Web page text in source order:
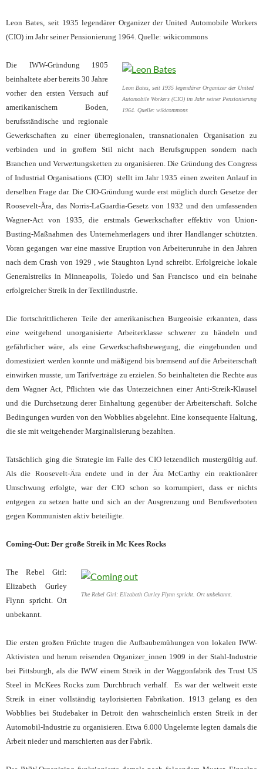
Leon Bates, seit 1935 legendärer Organizer der United Automobile Workers
(CIO) im Jahr seiner Pensionierung 1964. Quelle: wikicommons
Leon Bates, seit 1935 legendärer Organizer der United
Automobile Workers (CIO) im Jahr seiner Pensionierung
1964. Quelle: wikicommons
Die IWW-Gründung 1905
beinhaltete aber bereits 30 Jahre
vorher den ersten Versuch auf
amerikanischem Boden,
berufsständische und regionale
Gewerkschaften zu einer überregionalen, transnationalen Organisation zu
verbinden und in großem Stil nicht nach Berufsgruppen sondern nach
Branchen und Verwertungsketten zu organisieren. Die Gründung des Congress
of Industrial Organisations (CIO) stellt im Jahr 1935 einen zweiten Anlauf in
derselben Frage dar. Die CIO-Gründung wurde erst möglich durch Gesetze der
Roosevelt-Ära, das Norris-LaGuardia-Gesetz von 1932 und den umfassenden
Wagner-Act von 1935, die erstmals Gewerkschafter effektiv von Union-
Busting-Maßnahmen des Unternehmerlagers und ihrer Handlanger schützten.
Voran gegangen war eine massive Eruption von Arbeiterunruhe in den Jahren
nach dem Crash von 1929 , wie Staughton Lynd schreibt. Erfolgreiche lokale
Generalstreiks in Minneapolis, Toledo und San Francisco und ein beinahe
erfolgreicher Streik in der Textilindustrie.
Die fortschrittlicheren Teile der amerikanischen Burgeoisie erkannten, dass
eine weitgehend unorganisierte Arbeiterklasse schwerer zu händeln und
gefährlicher wäre, als eine Gewerkschaftsbewegung, die eingebunden und
domestiziert werden konnte und mäßigend bis bremsend auf die Arbeiterschaft
einwirken musste, um Tarifverträge zu erzielen. So beinhalteten die Rechte aus
dem Wagner Act, Pflichten wie das Unterzeichnen einer Anti-Streik-Klausel
und die Durchsetzung derer Einhaltung gegenüber der Arbeiterschaft. Solche
Bedingungen wurden von den Wobblies abgelehnt. Eine konsequente Haltung,
die sie mit weitgehender Marginalisierung bezahlten.
Tatsächlich ging die Strategie im Falle des CIO letzendlich mustergültig auf.
Als die Roosevelt-Ära endete und in der Ära McCarthy ein reaktionärer
Umschwung erfolgte, war der CIO schon so korrumpiert, dass er nichts
entgegen zu setzen hatte und sich an der Ausgrenzung und Berufsverboten
gegen Kommunisten aktiv beteiligte.
Coming-Out: Der große Streik in Mc Kees Rocks
The Rebel Girl: Elizabeth Gurley Flynn spricht. Ort unbekannt.
The Rebel Girl:
Elizabeth Gurley
Flynn spricht. Ort
unbekannt.
Die ersten großen Früchte trugen die Aufbaubemühungen von lokalen IWW-
Aktivisten und herum reisenden Organizer_innen 1909 in der Stahl-Industrie
bei Pittsburgh, als die IWW einem Streik in der Waggonfabrik des Trust US
Steel in McKees Rocks zum Durchbruch verhalf. Es war der weltweit erste
Streik in einer vollständig taylorisierten Fabrikation. 1913 gelang es den
Wobblies bei Studebaker in Detroit den wahrscheinlich ersten Streik in der
Automobil-Industrie zu organisieren. Etwa 6.000 Ungelernte legten damals die
Arbeit nieder und marschierten aus der Fabrik.